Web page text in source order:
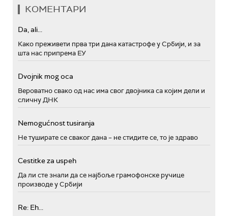
КОМЕНТАРИ
Da, ali...
Како преживети прва три дана катастрофе у Србији, и за
шта нас припрема ЕУ
Dvojnik mog oca
Вероватно свако од нас има свог двојника са којим дели и
сличну ДНК
Nemogućnost tusiranja
Не туширате се сваког дана – не стидите се, то је здраво
Cestitke za uspeh
Да ли сте знали да се најбоље грамофонске ручице
производе у Србији
Re: Eh...